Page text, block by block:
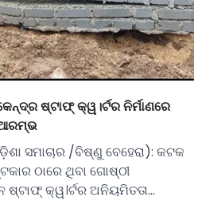
ଷ୍ଟାଫ୍ କ୍ୱ।ର୍ଟର ନିର୍ମାଣରେ
ଆରମ୍ଭ
ସମାଚାର /ବିଷ୍ଣୁ ବେହେରା): କଟକ
ଠାରେ ଥିବା ଗୋଷ୍ଠୀ
ଷ୍ଟାଫ୍ କ୍ୱ।ର୍ଟର ଅନିୟମିତତା…